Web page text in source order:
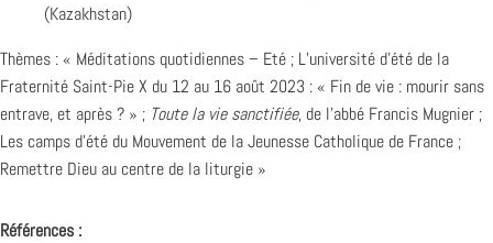
(Kazakhstan)
Thèmes : « Méditations quotidiennes – Eté ; L’université d’été de la
Fraternité Saint-Pie X du 12 au 16 août 2023 : « Fin de vie : mourir sans
entrave, et après ? » ; Toute la vie sanctifiée, de l’abbé Francis Mugnier ;
Les camps d’été du Mouvement de la Jeunesse Catholique de France ;
Remettre Dieu au centre de la liturgie »
Références :